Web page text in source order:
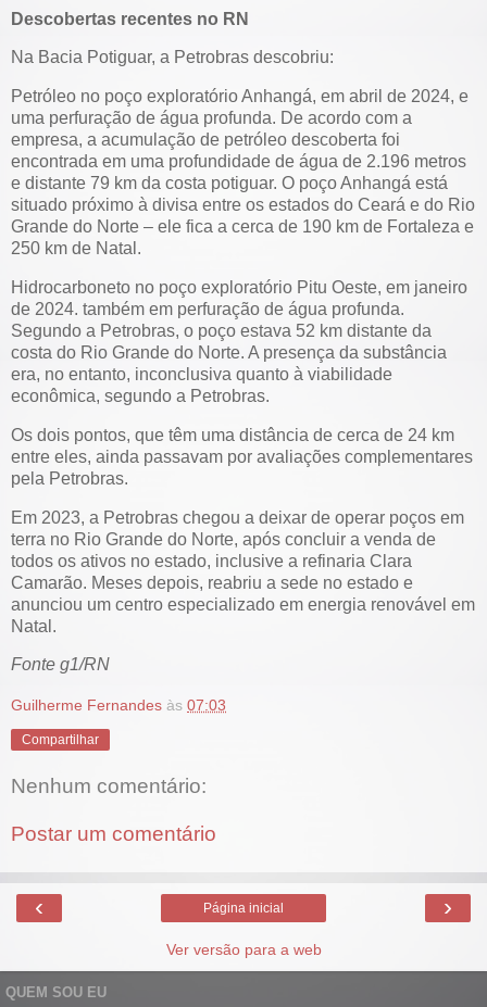
Descobertas recentes no RN
Na Bacia Potiguar, a Petrobras descobriu:
Petróleo no poço exploratório Anhangá, em abril de 2024, e
uma perfuração de água profunda. De acordo com a
empresa, a acumulação de petróleo descoberta foi
encontrada em uma profundidade de água de 2.196 metros
e distante 79 km da costa potiguar. O poço Anhangá está
situado próximo à divisa entre os estados do Ceará e do Rio
Grande do Norte – ele fica a cerca de 190 km de Fortaleza e
250 km de Natal.
Hidrocarboneto no poço exploratório Pitu Oeste, em janeiro
de 2024. também em perfuração de água profunda.
Segundo a Petrobras, o poço estava 52 km distante da
costa do Rio Grande do Norte. A presença da substância
era, no entanto, inconclusiva quanto à viabilidade
econômica, segundo a Petrobras.
Os dois pontos, que têm uma distância de cerca de 24 km
entre eles, ainda passavam por avaliações complementares
pela Petrobras.
Em 2023, a Petrobras chegou a deixar de operar poços em
terra no Rio Grande do Norte, após concluir a venda de
todos os ativos no estado, inclusive a refinaria Clara
Camarão. Meses depois, reabriu a sede no estado e
anunciou um centro especializado em energia renovável em
Natal.
Fonte g1/RN
Guilherme Fernandes às 07:03
Compartilhar
Nenhum comentário:
Postar um comentário
‹ ›
Página inicial
Ver versão para a web
QUEM SOU EU